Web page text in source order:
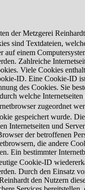
der Metzgerei
sind Textdateien,
auf einem
Zahlreiche
Viele Cookies
ID. Eine Cookie-ID
des Cookies. Sie
welche
zugeordnet
gespeichert wurde.
Internetseiten und
der betroffenen
die andere
Ein bestimmter
Cookie-ID
Durch den Einsatz
den Nutzern